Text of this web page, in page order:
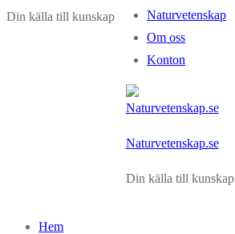
Din källa till kunskap
Naturvetenskap
Om oss
Konton
Naturvetenskap.se
Din källa till kunskap
Hem